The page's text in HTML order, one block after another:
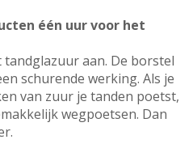
één uur voor het
aan. De borstel
schurende werking. Als je
van zuur je tanden poetst,
wegpoetsen. Dan